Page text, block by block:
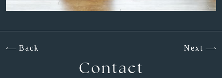
Back Next
Contact